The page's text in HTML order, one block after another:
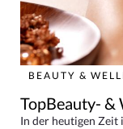
BEAUTY &
TopBeauty- &
In der heutigen Zeit